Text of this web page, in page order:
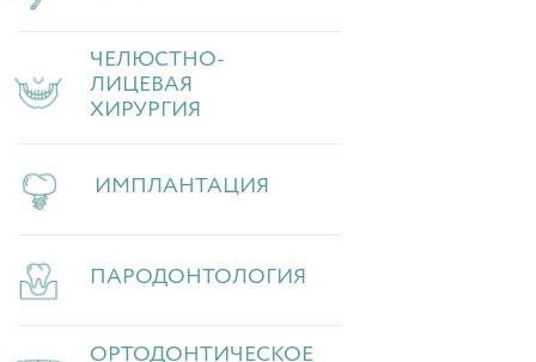
ЧЕЛЮСТНО-
ЛИЦЕВАЯ
ХИРУРГИЯ
ИМПЛАНТАЦИЯ
ПАРОДОНТОЛОГИЯ
ОРТОДОНТИЧЕСКОЕ